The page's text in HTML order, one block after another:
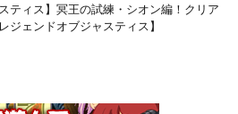
スティス】冥王の試練・シオン編！クリア
ジェンドオブジャスティス】